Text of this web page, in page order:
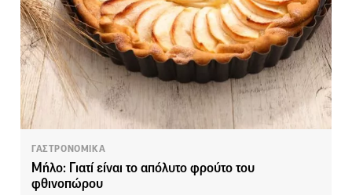
ΓΑΣΤΡΟΝΟΜΙΚΑ
Μήλο: Γιατί είναι το απόλυτο φρούτο του
φθινοπώρου